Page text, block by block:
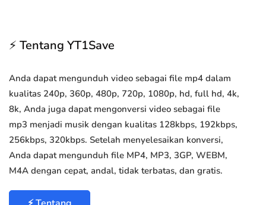
⚡ Tentang YT1Save
Anda dapat mengunduh video sebagai file mp4 dalam
kualitas 240p, 360p, 480p, 720p, 1080p, hd, full hd, 4k,
8k, Anda juga dapat mengonversi video sebagai file
mp3 menjadi musik dengan kualitas 128kbps, 192kbps,
256kbps, 320kbps. Setelah menyelesaikan konversi,
Anda dapat mengunduh file MP4, MP3, 3GP, WEBM,
M4A dengan cepat, andal, tidak terbatas, dan gratis.